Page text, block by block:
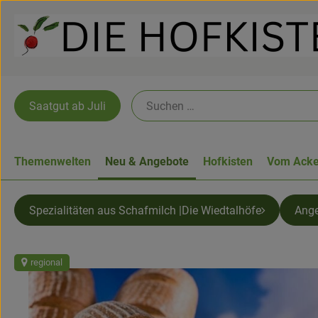
Saatgut ab Juli
Themenwelten Neu & Angebote Hofkisten Vom
Spezialitäten aus Schafmilch |Die Wiedtalhöfe
regional